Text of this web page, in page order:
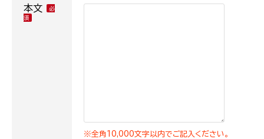
本文
※全角10,000文字以内でご記入ください。